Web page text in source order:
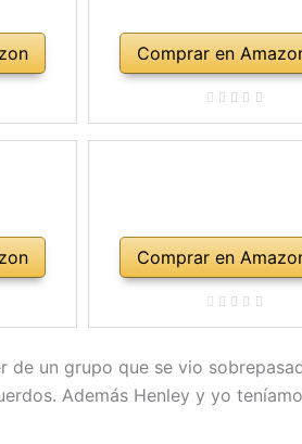
Comprar en
Comprar en
un grupo que se vio
Además Henley y yo